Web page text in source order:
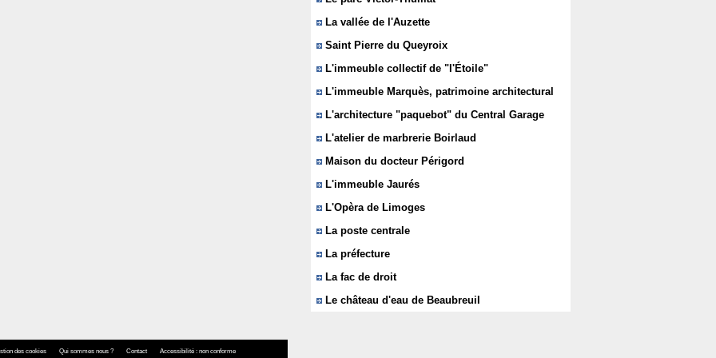
La vallée de l'Auzette
Saint Pierre du Queyroix
L'immeuble collectif de "l'Étoile"
L'immeuble Marquès, patrimoine architectural
L'architecture "paquebot" du Central Garage
L'atelier de marbrerie Boirlaud
Maison du docteur Périgord
L'immeuble Jaurés
L'Opèra de Limoges
La poste centrale
La préfecture
La fac de droit
Le château d'eau de Beaubreuil
des cookies Qui sommes nous ? Contact Accessibilité : non conforme